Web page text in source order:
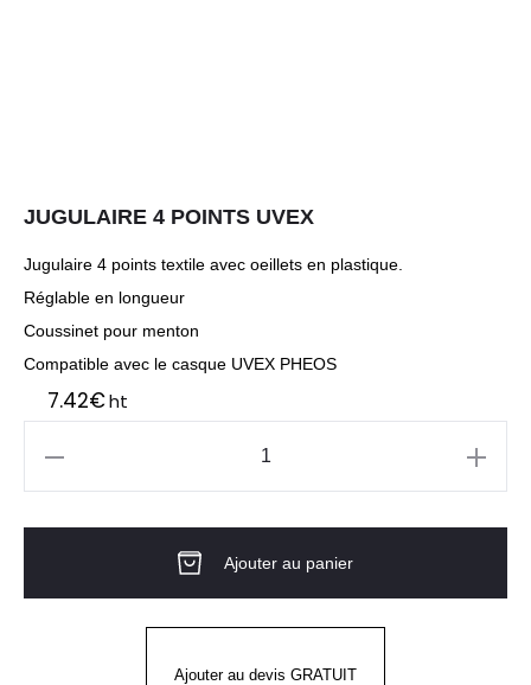
JUGULAIRE 4 POINTS UVEX
Jugulaire 4 points textile avec oeillets en plastique.
Réglable en longueur
Coussinet pour menton
Compatible avec le casque UVEX PHEOS
7.42€ht
POINTS
Ajouter au panier
Ajouter au devis GRATUIT